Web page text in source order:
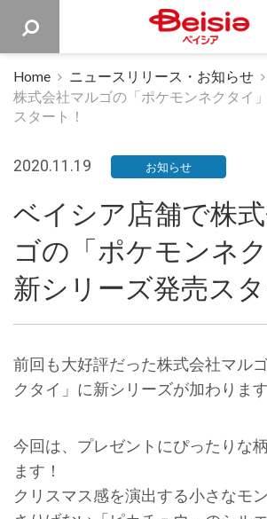
Home ニュースリリース・お知らせ
株式会社マルゴの「ポケモンネクタイ
スタート！
2020.11.19 お知らせ
ベイシア店舗で株
ゴの「ポケモンネ
新シリーズ発売スタ
前回も大好評だった株式会社マル
クタイ」に新シリーズが加わります
今回は、プレゼントにぴったりな
ます！
クリスマス感を演出する小さなモ